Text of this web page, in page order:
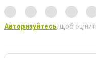
Авторизуйтесь, щоб